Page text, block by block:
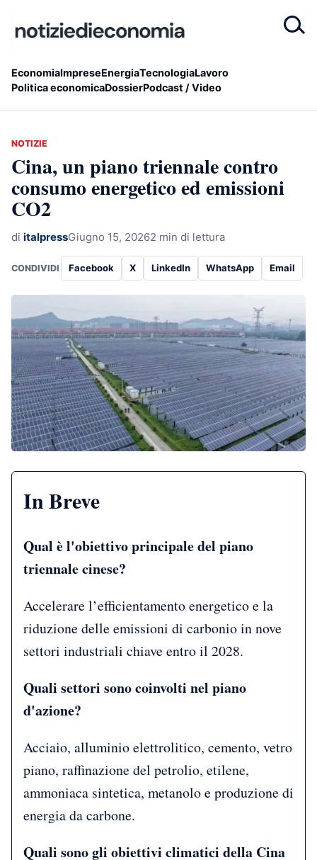
EconomiaImpreseEnergiaTecnologiaLavoro
Politica economicaDossierPodcast / Video
NOTIZIE
Cina, un piano triennale contro
consumo energetico ed emissioni
CO2
di italpressGiugno 15, 20262 min di lettura
CONDIVIDI Facebook X LinkedIn WhatsApp Email
In Breve
Qual è l'obiettivo principale del piano
triennale cinese?
Accelerare l’efficientamento energetico e la
riduzione delle emissioni di carbonio in nove
settori industriali chiave entro il 2028.
Quali settori sono coinvolti nel piano
d'azione?
Acciaio, alluminio elettrolitico, cemento, vetro
piano, raffinazione del petrolio, etilene,
ammoniaca sintetica, metanolo e produzione di
energia da carbone.
Quali sono gli obiettivi climatici della Cina